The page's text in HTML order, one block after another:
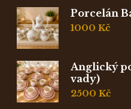
Porcelán
1000Kč
Anglický
vady)
2500Kč